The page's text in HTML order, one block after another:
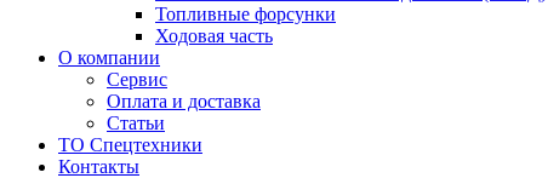
Топливные форсунки
Ходовая часть
О компании
Сервис
Оплата и доставка
Статьи
ТО Спецтехники
Контакты